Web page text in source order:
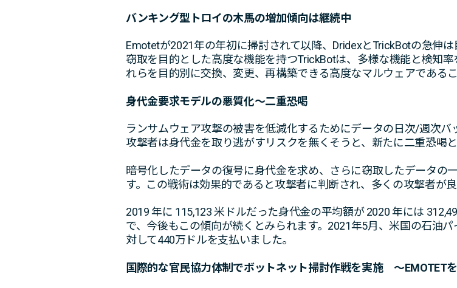
バンキング型トロイの木馬の増加傾向は継続中
Emotetが2021年の年初に掃討されて以降、DridexとTrickBotの急伸
窃取を目的とした高度な機能を持つTrickBotは、多様な機能と検知
れらを目的別に交換、変更、再構築できる高度なマルウェアである
身代金要求モデルの悪質化～二重恐喝
ランサムウェア攻撃の被害を低減化するためにデータの日次/週次バ
攻撃者は身代金を取り逃がすリスクを無くそうと、新たに二重恐喝
暗号化したデータの復号に身代金を求め、さらに窃取したデータの
す。この戦術は効果的であると攻撃者に判断され、多くの攻撃者が
2019 年に 115,123 米ドルだった身代金の平均額が 2020 年には
で、今後もこの傾向が続くとみられます。2021年5月、米国の石油
対して440万ドルを支払いました。
国際的な官民協力体制でボットネット掃討作戦を実施 ～EMOTET